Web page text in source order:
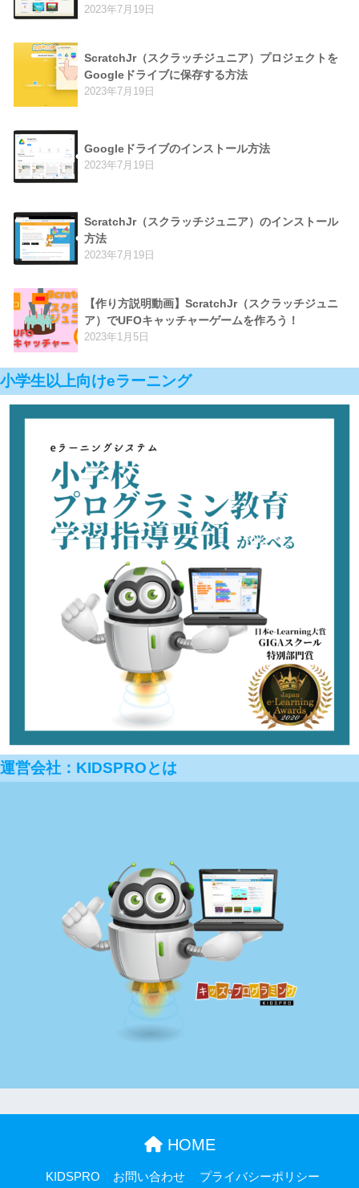
2023年7月19日
ScratchJr（スクラッチジュニア）プロジェクトを
Googleドライブに保存する方法
2023年7月19日
Googleドライブのインストール方法
2023年7月19日
ScratchJr（スクラッチジュニア）のインストール
方法
2023年7月19日
【作り方説明動画】ScratchJr（スクラッチジュニ
ア）でUFOキャッチャーゲームを作ろう！
2023年1月5日
小学生以上向けeラーニング
運営会社：KIDSPROとは
HOME
KIDSPRO お問い合わせ プライバシーポリシー